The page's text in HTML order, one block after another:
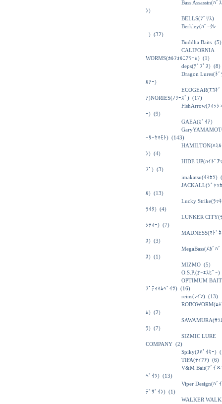
Bass Assassin(ﾊﾞ
ﾝ)
BELLS(ﾌﾞﾘｽ)
Berkley(ﾊﾞｰｸﾚ
ｰ) (32)
Buddha Baits (5)
CALIFORNIA
WORMS(ｶﾙﾌｫﾙﾆｱﾜｰﾑ) (1)
deps(ﾃﾞﾌﾟｽ) (8)
Dragon Lures(ﾄﾞ
ﾙｱｰ)
ECOGEAR(ｴｺｷﾞ
ｱ)NORIES(ﾉﾘｰｽﾞ) (17)
FishArrow(ﾌｨｯｼ
ｰ) (9)
GAEA(ｶﾞｲｱ)
ｰﾘｰﾔﾏﾓﾄ) (143)
HAMILTON(ﾊﾐﾙ
ﾝ) (4)
HIDE UP(ﾊｲﾄﾞｱｯ
ﾌﾟ) (3)
imakatsu(ｲﾏｶﾂ)
JACKALL(ｼﾞｬｯｶ
ﾙ) (13)
Lucky Strike(ﾗｯ
ﾗｲｸ) (4)
LUNKER CITY(
ｼﾃｨｰ) (7)
MADNESS(ﾏﾄﾞﾈ
ｽ) (3)
MegaBass(ﾒｶﾞﾊﾞ
ｽ) (1)
MIZMO (5)
O.S.P.(ｵｰｴｽﾋﾟｰ)
OPTIMUM
ﾌﾟﾃｨﾏﾑﾍﾞｲﾂ) (16)
reins(ﾚｲﾝ) (13)
ROBOWORM(ﾛ
ﾑ) (2)
SAWAMURA(ｻﾜ
ﾗ) (7)
SIZMIC LURE
COMPANY (2)
Spiky(ｽﾊﾟｲｷｰ)
TIFA(ﾃｨﾌｧ) (6)
V&M Bait(ﾌﾞｲ＆
ﾍﾞｲﾂ) (13)
Viper Design(ﾊﾞ
ﾃﾞｻﾞｲﾝ) (1)
WALKER